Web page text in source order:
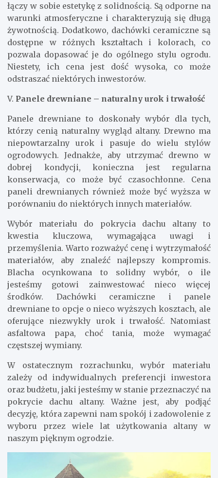
łączy w sobie estetykę z solidnością. Są odporne na
warunki atmosferyczne i charakteryzują się długą
żywotnością. Dodatkowo, dachówki ceramiczne są
dostępne w różnych kształtach i kolorach, co
pozwala dopasować je do ogólnego stylu ogrodu.
Niestety, ich cena jest dość wysoka, co może
odstraszać niektórych inwestorów.
V. Panele drewniane – naturalny urok i trwałość
Panele drewniane to doskonały wybór dla tych,
którzy cenią naturalny wygląd altany. Drewno ma
niepowtarzalny urok i pasuje do wielu stylów
ogrodowych. Jednakże, aby utrzymać drewno w
dobrej kondycji, konieczna jest regularna
konserwacja, co może być czasochłonne. Cena
paneli drewnianych również może być wyższa w
porównaniu do niektórych innych materiałów.
Wybór materiału do pokrycia dachu altany to
kwestia kluczowa, wymagająca uwagi i
przemyślenia. Warto rozważyć cenę i wytrzymałość
materiałów, aby znaleźć najlepszy kompromis.
Blacha ocynkowana to solidny wybór, o ile
jesteśmy gotowi zainwestować nieco więcej
środków. Dachówki ceramiczne i panele
drewniane to opcje o nieco wyższych kosztach, ale
oferujące niezwykły urok i trwałość. Natomiast
asfaltowa papa, choć tania, może wymagać
częstszej wymiany.
W ostatecznym rozrachunku, wybór materiału
zależy od indywidualnych preferencji inwestora
oraz budżetu, jaki jesteśmy w stanie przeznaczyć na
pokrycie dachu altany. Ważne jest, aby podjąć
decyzję, która zapewni nam spokój i zadowolenie z
wyboru przez wiele lat użytkowania altany w
naszym pięknym ogrodzie.